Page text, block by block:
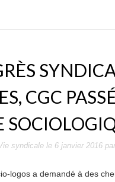
CGC
syndicale le 6 janvier 2016
logos a demandé à des